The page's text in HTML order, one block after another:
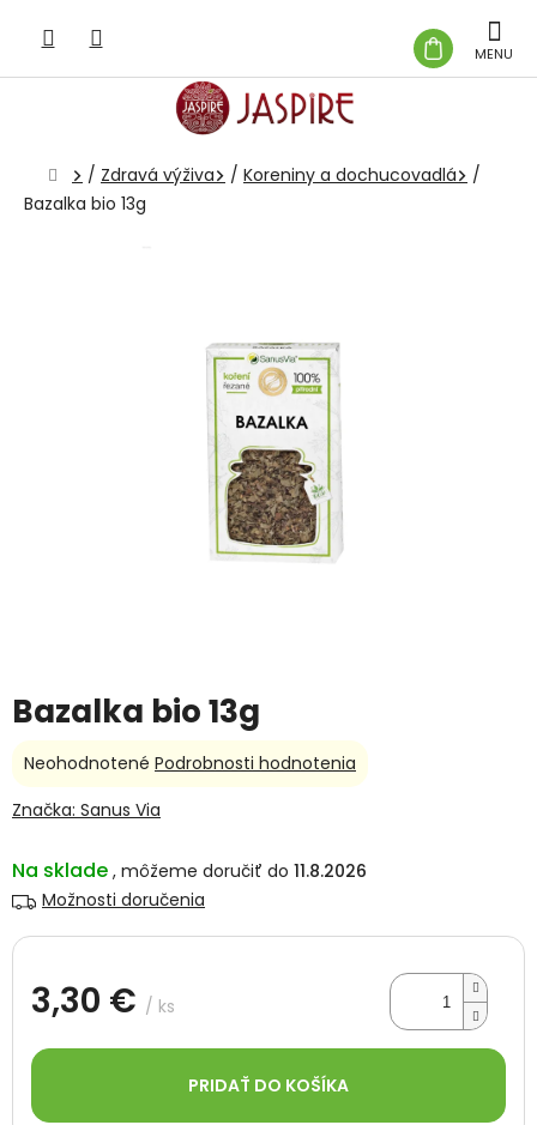
obsah
KOŠÍK
Domov
/ Zdravá výživa / Koreniny a dochucovadlá
/
Bazalka bio 13g
Bazalka bio 13g
Na sklade
11.8.2026
Možnosti doručenia
3,30 € / ks
cena:
PRIDAŤ DO KOŠÍKA
Priemerné
produktu
z
5
Neohodnotené Podrobnosti hodnotenia
Značka: Sanus Via